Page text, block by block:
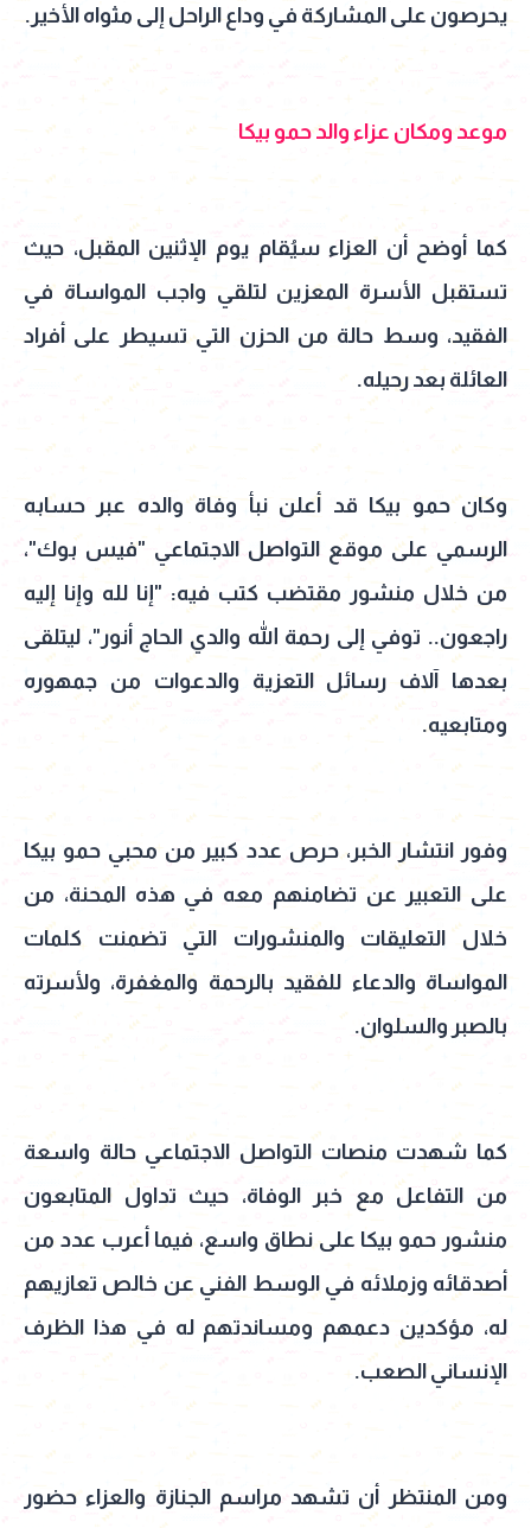
يحرصون على المشاركة في وداع الراحل إلى مثواه الأخير.
موعد ومكان عزاء والد حمو بيكا
كما أوضح أن العزاء سيُقام يوم الإثنين المقبل، حيث
تستقبل الأسرة المعزين لتلقي واجب المواساة في
الفقيد، وسط حالة من الحزن التي تسيطر على أفراد
العائلة بعد رحيله.
وكان حمو بيكا قد أعلن نبأ وفاة والده عبر حسابه
الرسمي على موقع التواصل الاجتماعي "فيس بوك"،
من خلال منشور مقتضب كتب فيه: "إنا لله وإنا إليه
راجعون.. توفي إلى رحمة الله والدي الحاج أنور"، ليتلقى
بعدها آلاف رسائل التعزية والدعوات من جمهوره
ومتابعيه.
وفور انتشار الخبر، حرص عدد كبير من محبي حمو بيكا
على التعبير عن تضامنهم معه في هذه المحنة، من
خلال التعليقات والمنشورات التي تضمنت كلمات
المواساة والدعاء للفقيد بالرحمة والمغفرة، ولأسرته
بالصبر والسلوان.
كما شهدت منصات التواصل الاجتماعي حالة واسعة
من التفاعل مع خبر الوفاة، حيث تداول المتابعون
منشور حمو بيكا على نطاق واسع، فيما أعرب عدد من
أصدقائه وزملائه في الوسط الفني عن خالص تعازيهم
له، مؤكدين دعمهم ومساندتهم له في هذا الظرف
الإنساني الصعب.
ومن المنتظر أن تشهد مراسم الجنازة والعزاء حضور